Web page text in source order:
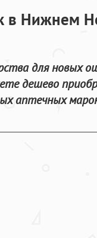
в Нижнем
для новых
дешево
аптечных